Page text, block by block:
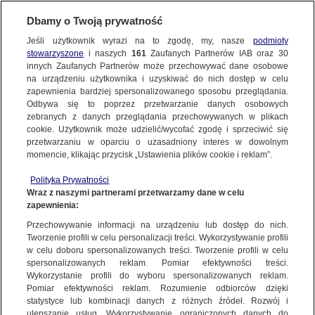
TVN24 | WYBORY PREZYDENCKIE 2020
Andrzej Duda: nie zrealizowałem rzeczywiście tego zobowiązania w pełni
NAJNOWSZE
FAKTY
TVN24 GO
POLSKA
ŚWIAT
miasta:
WARSZAWA
Dzień dobry!
Jedno konto do wszystkich usług
Dbamy o Twoją prywatność
Jeśli użytkownik wyrazi na to zgodę, my, nasze podmioty
stowarzyszone i naszych 161Zaufanych Partnerów IAB oraz 30
innych Zaufanych Partnerów może przechowywać dane osobowe
na urządzeniu użytkownika i uzyskiwać do nich dostęp w celu
zapewnienia bardziej spersonalizowanego sposobu przeglądania.
Odbywa się to poprzez przetwarzanie danych osobowych
zebranych z danych przeglądania przechowywanych w plikach
cookie. Użytkownik może udzielić/wycofać zgodę i sprzeciwić się
przetwarzaniu w oparciu o uzasadniony interes w dowolnym
momencie, klikając przycisk „Ustawienia plików cookie i reklam”.
Polityka Prywatności
Wraz z naszymi partnerami przetwarzamy dane w celu
zapewnienia:
Przechowywanie informacji na urządzeniu lub dostęp do nich.
Tworzenie profili w celu personalizacji treści. Wykorzystywanie profili
w celu doboru spersonalizowanych treści. Tworzenie profili w celu
spersonalizowanych reklam. Pomiar efektywności treści.
Wykorzystanie profili do wyboru spersonalizowanych reklam.
Pomiar efektywności reklam. Rozumienie odbiorców dzięki
statystyce lub kombinacji danych z różnych źródeł. Rozwój i